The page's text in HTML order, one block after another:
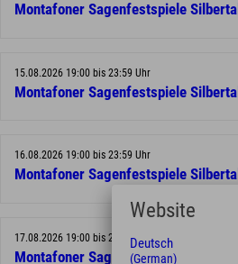
Montafoner Sagenfestspiele Silbertal
15.08.2026 19:00 bis 23:59 Uhr
Montafoner Sagenfestspiele Silbertal
16.08.2026 19:00 bis 23:59 Uhr
Montafoner Sagenfestspiele Silbertal
17.08.2026 19:00 bis 23:59 Uhr
Montafoner Sagenfestspiele Silbertal
Website
Deutsch
(German)